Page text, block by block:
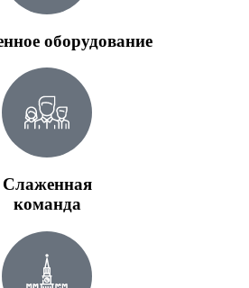
оборудование
Слаженная
команда